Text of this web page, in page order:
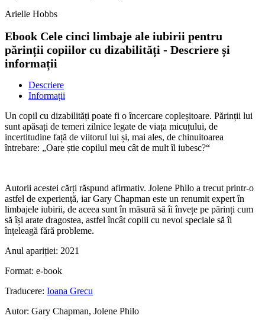
Arielle Hobbs
Ebook Cele cinci limbaje ale iubirii pentru
părinții copiilor cu dizabilități - Descriere și
informații
Descriere
Informații
Un copil cu dizabilități poate fi o încercare copleșitoare. Părinții lui
sunt apăsați de temeri zilnice legate de viața micuțului, de
incertitudine față de viitorul lui și, mai ales, de chinuitoarea
întrebare: „Oare știe copilul meu cât de mult îl iubesc?“
Autorii acestei cărți răspund afirmativ. Jolene Philo a trecut printr-o
astfel de experiență, iar Gary Chapman este un renumit expert în
limbajele iubirii, de aceea sunt în măsură să îi învețe pe părinți cum
să își arate dragostea, astfel încât copiii cu nevoi speciale să îi
înțeleagă fără probleme.
Anul apariției: 2021
Format: e-book
Traducere: Ioana Grecu
Autor: Gary Chapman, Jolene Philo